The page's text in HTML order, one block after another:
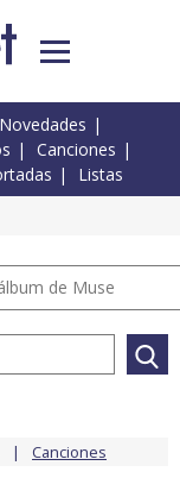
Novedades
Canciones
Listas
de Muse
Canciones